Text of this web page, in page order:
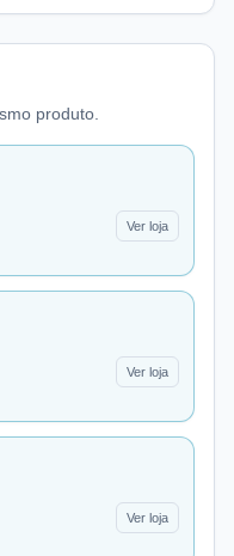
produto.
Ver loja
Ver loja
Ver loja